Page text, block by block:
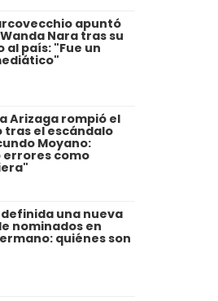
apuntó
Nara tras su
al país: "Fue un
Arizaga rompió el
tras el escándalo
Moyano:
errores como
una nueva
nominados en
quiénes son